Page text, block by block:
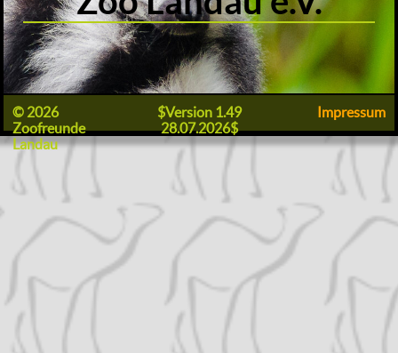
© 2026
Zoofreunde
Landau
$Version 1.49
28.07.2026$
Impressum